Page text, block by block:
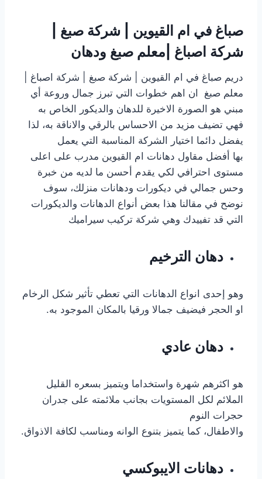
صباغ في ام القيوين | شركة صبغ |
شركة اصباغ |معلم صبغ ودهان
دريم صباغ في ام القيوين | شركة صبغ | شركة اصباغ |
معلم صبغ ان اهم خطوات التي تبرز جمال وروعة أي
مبني هو الصورة الاخيرة للدهان والديكور الخاص به
فهي تضيف مزيد من الاحساس بالرقي والاناقة به، لذا
يفضل دائما اختيار الشركة المناسبة التي يعمل
بها أفضل مقاول دهانات ام القيوين مدرب على اعلى
مستوى احترافي لكي يقدم أحسن ما لديه من خبرة
وحس جمالي في ديكورات ودهانات منزلك، سوف
نوضح في مقالنا هذا بعض أنواع الدهانات والديكورات
التي قد تفييدك وهي شركة تركيب سيراميك
دهان الترخيم
وهو إحدى انواع الدهانات التي تعطي تأثير شكل الرخام
او الحجر فيضيف جمالا ورقيا بالمكان الموجود به.
دهان عادي
هو اكثرهم شهرة واستخداما ويتميز بسعره القليل
الملائم لكل المستويات بجانب ملائمته على جدران
حجرات النوم
والاطفال، كما يتميز بتنوع الوانه ومناسب لكافة الاذواق.
دهانات الايبوكسي